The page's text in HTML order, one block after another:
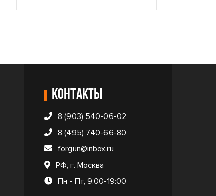
Контакты
8 (903) 540-06-02
8 (495) 740-66-80
forgun@inbox.ru
РФ, г. Москва
Пн - Пт, 9:00-19:00